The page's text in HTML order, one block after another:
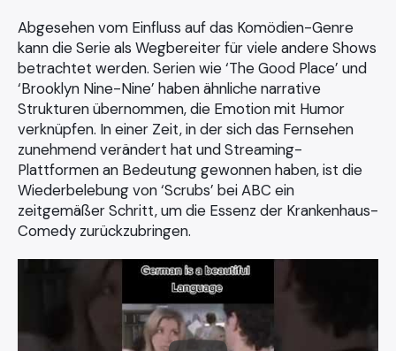
Abgesehen vom Einfluss auf das Komödien-Genre
kann die Serie als Wegbereiter für viele andere Shows
betrachtet werden. Serien wie ‘The Good Place’ und
‘Brooklyn Nine-Nine’ haben ähnliche narrative
Strukturen übernommen, die Emotion mit Humor
verknüpfen. In einer Zeit, in der sich das Fernsehen
zunehmend verändert hat und Streaming-
Plattformen an Bedeutung gewonnen haben, ist die
Wiederbelebung von ‘Scrubs’ bei ABC ein
zeitgemäßer Schritt, um die Essenz der Krankenhaus-
Comedy zurückzubringen.